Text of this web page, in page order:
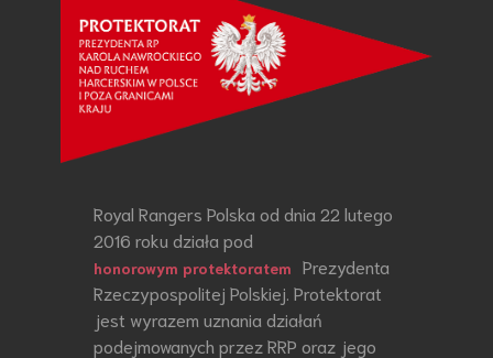
Royal Rangers Polska od dnia 22 lutego
2016 roku działa pod
honorowym protektoratem
Prezydenta
Rzeczypospolitej Polskiej. Protektorat
jest wyrazem uznania działań
podejmowanych przez RRP oraz jego